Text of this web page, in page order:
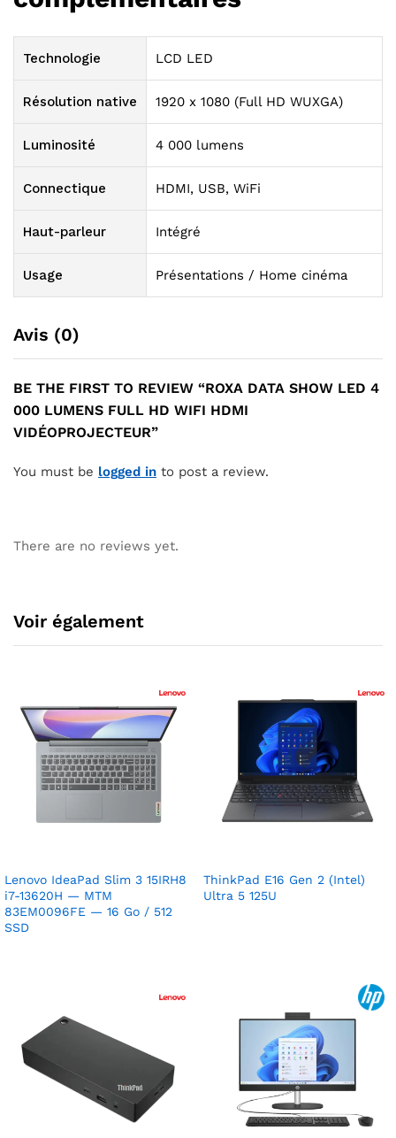
Technologie LCD LED
Résolution native 1920 x 1080 (Full HD WUXGA)
Luminosité 4 000 lumens
Connectique HDMI, USB, WiFi
Haut-parleur Intégré
Usage Présentations / Home cinéma
Avis (0)
BE THE FIRST TO REVIEW “ROXA DATA SHOW LED 4
000 LUMENS FULL HD WIFI HDMI
VIDÉOPROJECTEUR”
You must be logged in to post a review.
There are no reviews yet.
Voir également
Lenovo IdeaPad Slim 3 15IRH8
i7-13620H — MTM
83EM0096FE — 16 Go / 512
SSD
ThinkPad E16 Gen 2 (Intel)
Ultra 5 125U